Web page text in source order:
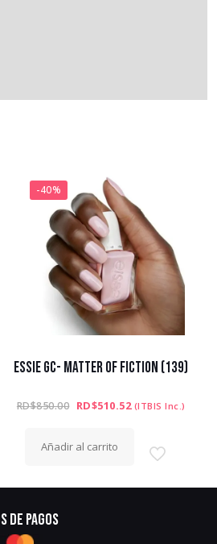
-40%
ESSIE GC- MATTER OF FICTION (139)
RD$850.00 El
era:
RD$850.00.
RD$510.52El
RD$510.52.
(ITBIS Inc.)
Añadir al carrito
de pagos